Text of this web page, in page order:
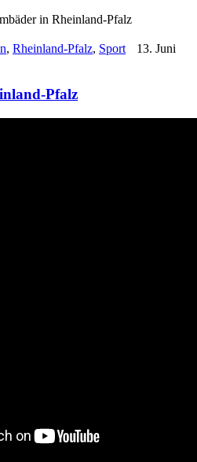
in Rheinland-Pfalz
, Rheinland-Pfalz, Sport
13. Juni
Pfalz